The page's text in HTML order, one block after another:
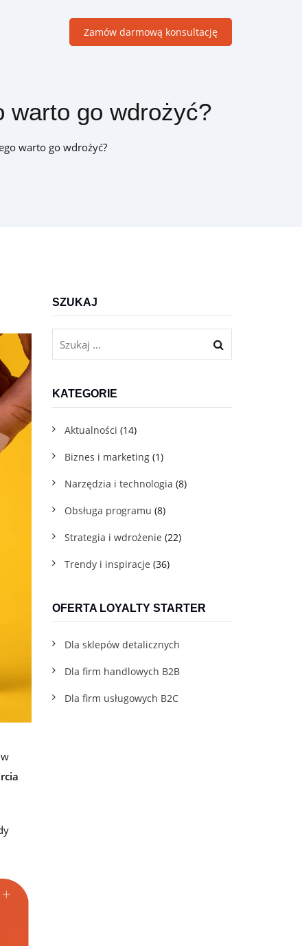
Zamów darmową konsultację
Moduły B2B
handlowych B2B
Dla firm usługowych B2C
Program lojalnościowy w telefonie dla gastronomii, beauty,
fitnessu i innych branż usługowych
Darmowe materiały do pobrania
Pobierz pakiet praktycznych e-booków, które pomogą Ci
we wdrożeniu
Sprawdź eksperckie artykuły z wiedzą i praktycznymi
wskazówkami
warto go wdrożyć?
warto go wdrożyć?
SZUKAJ
KATEGORIE
Aktualności (14)
Biznes i marketing(1)
Narzędzia i technologia (8)
Obsługa programu (8)
Strategia i wdrożenie (22)
Trendy i inspiracje (36)
OFERTA LOYALTY STARTER
Dla sklepów detalicznych
Dla firm handlowych B2B
Dla firm usługowych B2C